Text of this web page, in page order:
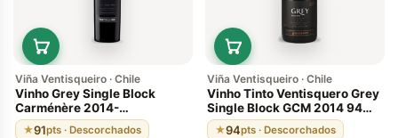
Viña Ventisqueiro · Chile
Vinho Grey Single Block
Carménère 2014-
Ventisquero Valle Del Maipo
★91pts · Descorchados
Viña Ventisqueiro · Chile
Vinho Tinto Ventisquero Grey
Single Block GCM 2014 94
Pontos
★94pts · Descorchados